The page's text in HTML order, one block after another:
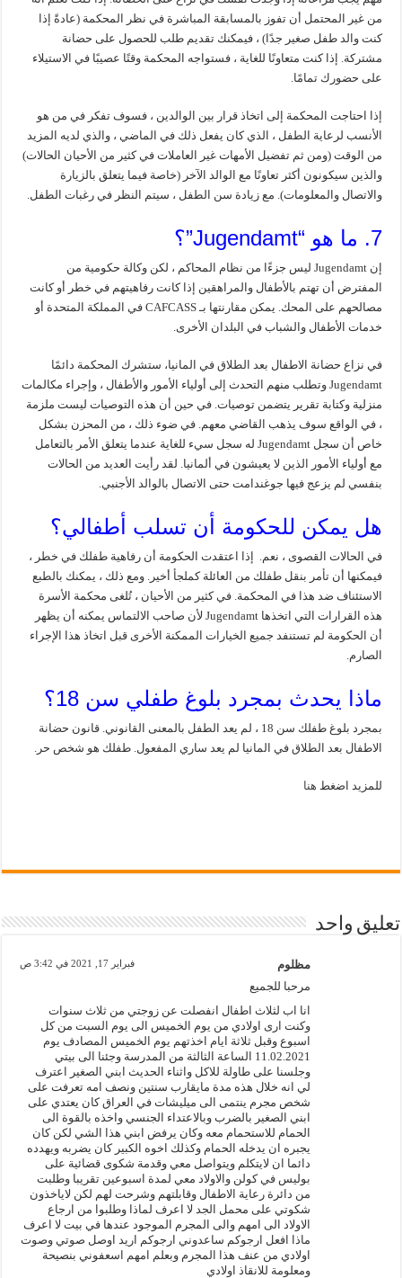
من غير المحتمل أن تفوز بالمسابقة المباشرة في نظر المحكمة (عادةً إذا
كنت والد طفل صغير جدًا) ، فيمكنك تقديم طلب للحصول على حضانة
مشتركة. إذا كنت متعاونًا للغاية ، فستواجه المحكمة وقتًا عصيبًا في الاستيلاء
على حضورك تمامًا.
إذا احتاجت المحكمة إلى اتخاذ قرار بين الوالدين ، فسوف تفكر في من هو
الأنسب لرعاية الطفل ، الذي كان يفعل ذلك في الماضي ، والذي لديه المزيد
من الوقت (ومن ثم تفضيل الأمهات غير العاملات في كثير من الأحيان الحالات)
والذين سيكونون أكثر تعاونًا مع الوالد الآخر (خاصة فيما يتعلق بالزيارة
والاتصال والمعلومات). مع زيادة سن الطفل ، سيتم النظر في رغبات الطفل.
7. ما هو “Jugendamt”؟
إن Jugendamt ليس جزءًا من نظام المحاكم ، لكن وكالة حكومية من
المفترض أن تهتم بالأطفال والمراهقين إذا كانت رفاهيتهم في خطر أو كانت
مصالحهم على المحك. يمكن مقارنتها بـ CAFCASS في المملكة المتحدة أو
خدمات الأطفال والشباب في البلدان الأخرى.
في نزاع حضانة الاطفال بعد الطلاق في المانيا، ستشرك المحكمة دائمًا
Jugendamt وتطلب منهم التحدث إلى أولياء الأمور والأطفال ، وإجراء مكالمات
منزلية وكتابة تقرير يتضمن توصيات. في حين أن هذه التوصيات ليست ملزمة
، في الواقع سوف يذهب القاضي معهم. في ضوء ذلك ، من المحزن بشكل
خاص أن سجل Jugendamt له سجل سيء للغاية عندما يتعلق الأمر بالتعامل
مع أولياء الأمور الذين لا يعيشون في ألمانيا. لقد رأيت العديد من الحالات
بنفسي لم يزعج فيها جوغندامت حتى الاتصال بالوالد الأجنبي.
هل يمكن للحكومة أن تسلب أطفالي؟
في الحالات القصوى ، نعم. إذا اعتقدت الحكومة أن رفاهية طفلك في خطر ،
فيمكنها أن تأمر بنقل طفلك من العائلة كملجأ أخير. ومع ذلك ، يمكنك بالطبع
الاستئناف ضد هذا في المحكمة. في كثير من الأحيان ، تُلغى محكمة الأسرة
هذه القرارات التي اتخذها Jugendamt لأن صاحب الالتماس يمكنه أن يظهر
أن الحكومة لم تستنفد جميع الخيارات الممكنة الأخرى قبل اتخاذ هذا الإجراء
الصارم.
ماذا يحدث بمجرد بلوغ طفلي سن 18؟
بمجرد بلوغ طفلك سن 18 ، لم يعد الطفل بالمعنى القانوني. قانون حضانة
الاطفال بعد الطلاق في المانيا لم يعد ساري المفعول. طفلك هو شخص حر.
للمزيد اضغط هنا
تعليق واحد
مظلوم فبراير 17, 2021 في 3:42 ص
مرحبا للجميع
انا اب لثلاث اطفال انفصلت عن زوجتي من ثلاث سنوات
وكنت ارى اولادي من يوم الخميس الى يوم السبت من كل
اسبوع وقبل ثلاثة ايام اخذتهم يوم الخميس المصادف يوم
11.02.2021 الساعة الثالثة من المدرسة وجئنا الى بيتي
وجلسنا على طاولة للاكل واثناء الحديث ابني الصغير اعترف
لي انه خلال هذه مدة مايقارب سنتين ونصف امه تعرفت على
شخص مجرم ينتمى الى ميليشات في العراق كان يعتدي على
ابني الصغير بالضرب وبالاعتداء الجنسي واخذه بالقوة الى
الحمام للاستحمام معه وكان يرفض ابني هذا الشي لكن كان
يجبره ان يدخله الحمام وكذلك اخوه الكبير كان يضربه ويهدده
دائما ان لايتكلم ويتواصل معي وقدمة شكوى قضائية على
بوليس في كولن والاولاد معي لمدة اسبوعين تقريبا وطلبت
من دائرة رعاية الاطفال وقابلتهم وشرحت لهم لكن لاياخذون
شكوتي على محمل الجد لا اعرف لماذا وطلبوا من ارجاع
الاولاد الى امهم والى المجرم الموجود عندها في بيت لا اعرف
ماذا افعل ارجوكم ساعدوني ارجوكم اريد اوصل صوتي وصوت
اولادي من عنف هذا المجرم وبعلم امهم اسعفوني بنصيحة
ومعلومة للانقاذ اولادي